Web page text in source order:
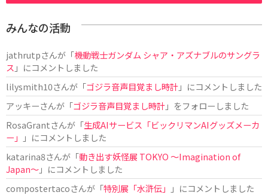
みんなの活動
jathrutpさんが「機動戦士ガンダム シャア・アズナブルのサングラ
ス 」にコメントしました
lilysmith10さんが「ゴジラ音声目覚まし時計」にコメントしました
アッキーさんが「ゴジラ音声目覚まし時計」をフォローしました
RosaGrantさんが「生成AIサービス「ビックリマンAIグッズメーカ
ー」
」にコメントしました
katarina8さんが「動き出す妖怪展 TOKYO 〜Imagination of
Japan〜」にコメントしました
compostertacoさんが「特別展「水滸伝」
」にコメントしました